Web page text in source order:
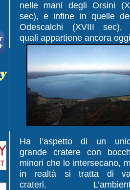
nelle mani degli Orsini
sec), e infine in quelle
Odescalchi (XVIII sec),
quali appartiene ancora
Ha l’aspetto di un
grande cratere con
minori che lo intersecano,
in realtà si tratta di
crateri.